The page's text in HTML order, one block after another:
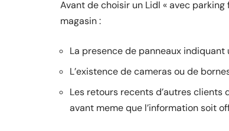
Avant de choisir un Lidl « avec
magasin :
La presence de panneaux
L’existence de cameras ou de
Les retours recents d’autres clients
avant meme que l’information soit